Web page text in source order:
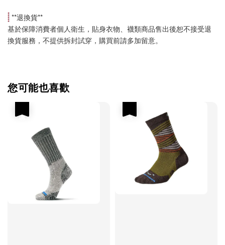
**退換貨**
基於保障消費者個人衛生，貼身衣物、襪類商品售出後恕不接受退
換貨服務，不提供拆封試穿，購買前請多加留意。
您可能也喜歡